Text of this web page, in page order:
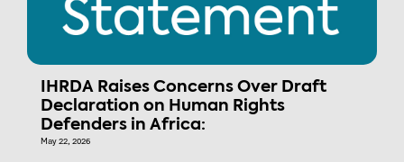
IHRDA Raises Concerns Over Draft
Declaration on Human Rights
Defenders in Africa:
May 22, 2026